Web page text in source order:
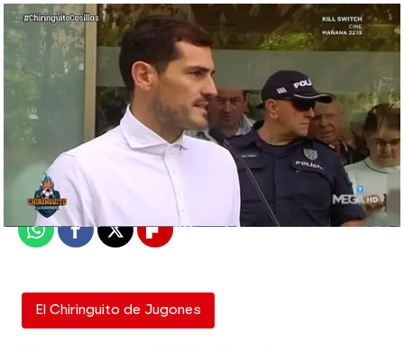
El Chiringuito
Madrid
Publicado: 07 de mayo de 2019, 01:50
WhatsappFacebook
X Flipboard
El Chiringuito de Jugones